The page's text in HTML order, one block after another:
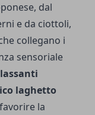
dal
e da ciottoli,
collegano i
sensoriale
laghetto
la